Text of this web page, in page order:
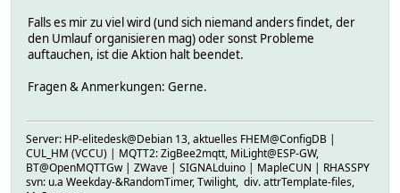
Falls es mir zu viel wird (und sich niemand anders findet, der
den Umlauf organisieren mag) oder sonst Probleme
auftauchen, ist die Aktion halt beendet.
Fragen & Anmerkungen: Gerne.
Server: HP-elitedesk@Debian 13, aktuelles FHEM@ConfigDB |
CUL_HM (VCCU) | MQTT2: ZigBee2mqtt, MiLight@ESP-GW,
BT@OpenMQTTGw | ZWave | SIGNALduino | MapleCUN | RHASSPY
svn: u.a Weekday-&RandomTimer, Twilight, div. attrTemplate-files,